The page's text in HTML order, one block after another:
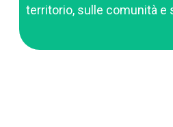
territorio, sulle comunità e